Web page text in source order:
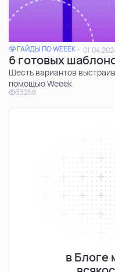
🤓 ГАЙДЫ ПО WEEEK
6 готовых
Шесть вариантов
помощью Weeek
33258
в Блоге